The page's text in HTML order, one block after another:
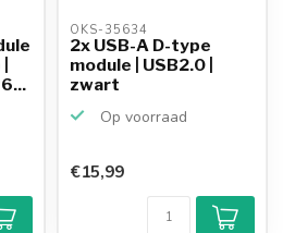
OKS-35634
2x USB-A D-type
module | USB2.0 |
zwart
Op voorraad
€15,99